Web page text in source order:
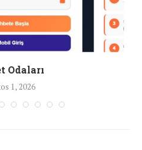
Odaları
1, 2026